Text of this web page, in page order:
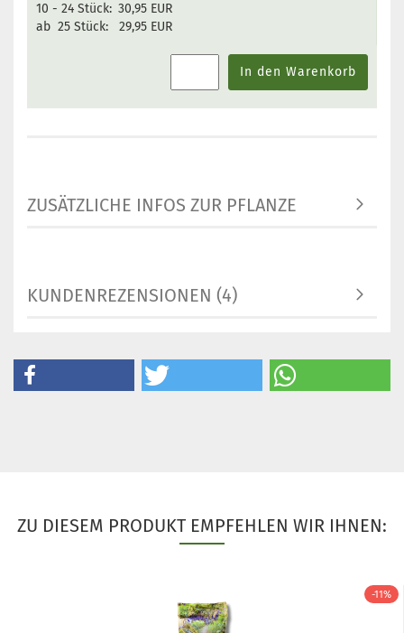
10 - 24 Stück: 30,95 EUR
ab 25 Stück:
29,95 EUR
In den Warenkorb
ZUSÄTZLICHE INFOS ZUR PFLANZE
KUNDENREZENSIONEN (4)
ZU DIESEM PRODUKT EMPFEHLEN WIR IHNEN:
-11%